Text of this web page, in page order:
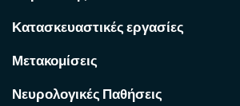
Κατασκευαστικές εργασίες
Μετακομίσεις
Νευρολογικές Παθήσεις